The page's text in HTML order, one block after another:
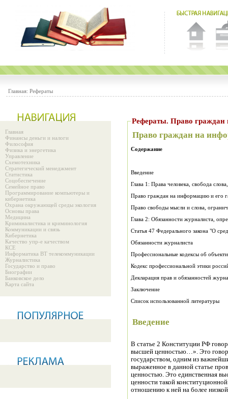
Главная: Рефераты
Главная
Финансы деньги и налоги
Философия
Физика и энергетика
Управление
Схемотехника
Стратегический менеджмент
Статистика
Соцобеспечение
Семейное право
Программирование компьютеры и
кибернетика
Охрана окружающей среды экология
Основы права
Медицина
Криминалистика и криминология
Коммуникации и связь
Кибернетика
Качество упр-е качеством
КСЕ
Информатика ВТ телекоммуникации
Журналистика
Государство и право
Биографии
Банковское дело
Карта сайта
Рефераты. Право
Право граждан на
Содержание
Введение
Глава 1: Права человека, свобода
Право граждан на информацию и его
Право свободы мысли и слова,
Глава 2: Обязанности журналиста,
Статья 47 Федерального закона "О
Обязанности журналиста
Профессиональные кодексы об
Кодекс профессиональной этики
Декларация прав и обязанностей
Заключение
Список использованной литературы
Введение
В статье 2 Конституции РФ
высшей ценностью…». Это
государством, одним из
выраженное в данной статье
ценностью. Это единственная
ценности такой
отношению к ней на более